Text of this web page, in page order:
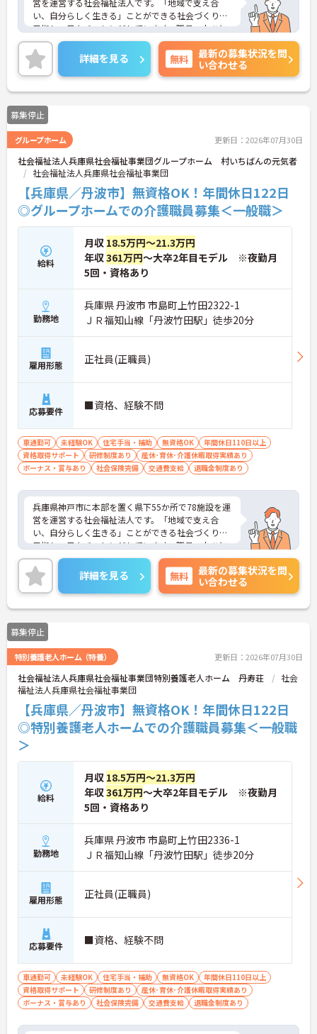
い、自分らしく生きる」ことができる社会づくりを
目指し、日々チャレンジしています。職員一人ひと
りも職員が、その能力を発揮できるような職場環境
づくりにも注力し、研修や自己研鑽のバックアップ
を整え、また職種の垣根を超えたチームワークを大
切に活気ある職場づくりを行なっています。ご興味
のある方には、面接対策ポイントなど、さらに詳細
をお話ししますのでお気軽にご相談ください！
詳細を見る 無料
最新の募集状況を問
い合わせる
募集停止
グループホーム 更新日：2026年07月30日
社会福祉法人兵庫県社会福祉事業団グループホーム 村いちばんの元気者
社会福祉法人兵庫県社会福祉事業団
【兵庫県／丹波市】無資格OK！年間休日122日
◎グループホームでの介護職員募集＜一般職＞
給料
月収 18.5万円～21.3万円
年収361万円～大卒2年目モデル ※夜勤月
5回・資格あり
勤務地
兵庫県 丹波市 市島町上竹田2322-1
ＪＲ福知山線「丹波竹田駅」徒歩20分
雇用形態 正社員(正職員)
応募要件 ■資格、経験不問
車通勤可 未経験OK 住宅手当・補助 無資格OK
年間休日110日以上
資格取得サポート
研修制度あり
産休･育休･介護休暇取得実績あり
ボーナス・賞与あり
社会保険完備 交通費支給 退職金制度あり
兵庫県神戸市に本部を置く県下55か所で78施設を運
営を運営する社会福祉法人です。「地域で支え合
い、自分らしく生きる」ことができる社会づくりを
目指し、日々チャレンジしています。職員一人ひと
りも職員が、その能力を発揮できるような職場環境
づくりにも注力し、研修や自己研鑽のバックアップ
を整え、また職種の垣根を超えたチームワークを大
切に活気ある職場づくりを行なっています。ご興味
のある方には、面接対策ポイントなど、さらに詳細
をお話ししますのでお気軽にご相談ください！
詳細を見る 無料
最新の募集状況を問
い合わせる
募集停止
特別養護老人ホーム（特養） 更新日：2026年07月30日
社会福祉法人兵庫県社会福祉事業団特別養護老人ホーム 丹寿荘
社会
福祉法人兵庫県社会福祉事業団
【兵庫県／丹波市】無資格OK！年間休日122日
◎特別養護老人ホームでの介護職員募集＜一般職
＞
給料
月収 18.5万円～21.3万円
年収361万円～大卒2年目モデル ※夜勤月
5回・資格あり
勤務地
兵庫県 丹波市 市島町上竹田2336-1
ＪＲ福知山線「丹波竹田駅」徒歩20分
雇用形態 正社員(正職員)
応募要件 ■資格、経験不問
車通勤可 未経験OK 住宅手当・補助 無資格OK
年間休日110日以上
資格取得サポート
研修制度あり
産休･育休･介護休暇取得実績あり
ボーナス・賞与あり
社会保険完備 交通費支給 退職金制度あり